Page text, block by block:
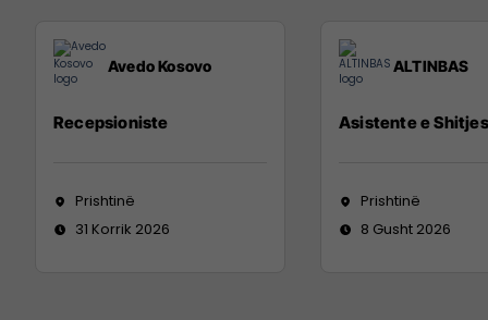
Avedo Kosovo
Recepsioniste
Prishtinë
31 Korrik 2026
ALTINBAS
Asistente e Shitjes
Prishtinë
8 Gusht 2026